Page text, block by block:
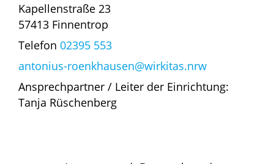
Kapellenstraße 23
57413 Finnentrop
Telefon 02395 553
antonius-roenkhausen@wirkitas.nrw
Ansprechpartner / Leiter der Einrichtung:
Tanja Rüschenberg